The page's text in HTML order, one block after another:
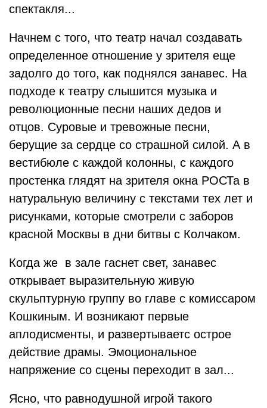
спектакля...
Начнем с того, что театр начал создавать
определенное отношение у зрителя еще
задолго до того, как поднялся занавес. На
подходе к театру слышится музыка и
революционные песни наших дедов и
отцов. Суровые и тревожные песни,
берущие за сердце со страшной силой. А в
вестибюле с каждой колонны, с каждого
простенка глядят на зрителя окна РОСТа в
натуральную величину с текстами тех лет и
рисунками, которые смотрели с заборов
красной Москвы в дни битвы с Колчаком.
Когда же в зале гаснет свет, занавес
открывает выразительную живую
скульптурную группу во главе с комиссаром
Кошкиным. И возникают первые
аплодисменты, и развертываетс острое
действие драмы. Эмоциональное
напряжение со сцены переходит в зал...
Ясно, что равнодушной игрой такого